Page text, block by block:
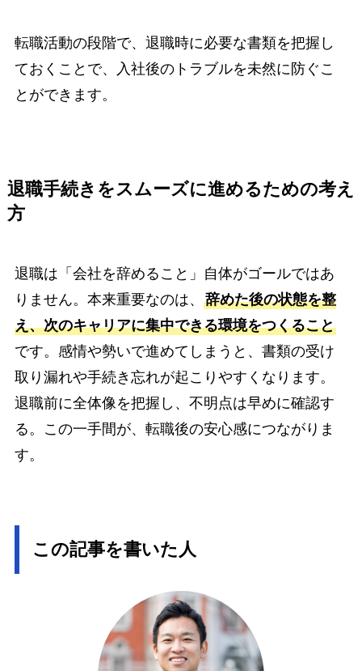
転職活動の段階で、退職時に必要な書類を把握し
ておくことで、入社後のトラブルを未然に防ぐこ
とができます。
退職手続きをスムーズに進めるための考え
方
退職は「会社を辞めること」自体がゴールではあ
りません。本来重要なのは、 辞めた後の状態を整
え、次のキャリアに集中できる環境をつくること
です。感情や勢いで進めてしまうと、書類の受け
取り漏れや手続き忘れが起こりやすくなります。
退職前に全体像を把握し、不明点は早めに確認す
る。この一手間が、転職後の安心感につながりま
す。
この記事を書いた人